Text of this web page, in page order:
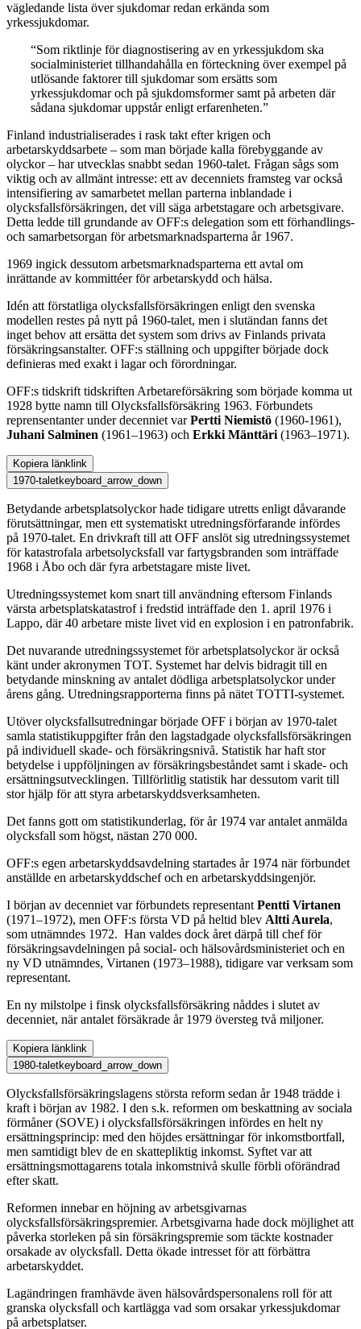
vägledande lista över sjukdomar redan erkända som
yrkessjukdomar.
“Som riktlinje för diagnostisering av en yrkessjukdom ska
socialministeriet tillhandahålla en förteckning över exempel på
utlösande faktorer till sjukdomar som ersätts som
yrkessjukdomar och på sjukdomsformer samt på arbeten där
sådana sjukdomar uppstår enligt erfarenheten.”
Finland industrialiserades i rask takt efter krigen och
arbetarskyddsarbete – som man började kalla förebyggande av
olyckor – har utvecklas snabbt sedan 1960-talet. Frågan sågs som
viktig och av allmänt intresse: ett av decenniets framsteg var också
intensifiering av samarbetet mellan parterna inblandade i
olycksfallsförsäkringen, det vill säga arbetstagare och arbetsgivare.
Detta ledde till grundande av OFF:s delegation som ett förhandlings-
och samarbetsorgan för arbetsmarknadsparterna år 1967.
1969 ingick dessutom arbetsmarknadsparterna ett avtal om
inrättande av kommittéer för arbetarskydd och hälsa.
Idén att förstatliga olycksfallsförsäkringen enligt den svenska
modellen restes på nytt på 1960-talet, men i slutändan fanns det
inget behov att ersätta det system som drivs av Finlands privata
försäkringsanstalter. OFF:s ställning och uppgifter började dock
definieras med exakt i lagar och förordningar.
OFF:s tidskrift tidskriften Arbetareförsäkring som började komma ut
1928 bytte namn till Olycksfallsförsäkring 1963. Förbundets
reprensentanter under decenniet varPertti Niemistö (1960-1961),
Juhani Salminen (1961–1963) och Erkki Mänttäri (1963–1971).
Kopiera länklink
1970-taletkeyboard_arrow_down
Betydande arbetsplatsolyckor hade tidigare utretts enligt dåvarande
förutsättningar, men ett systematiskt utredningsförfarande infördes
på 1970-talet. En drivkraft till att OFF anslöt sig utredningssystemet
för katastrofala arbetsolycksfall var fartygsbranden som inträffade
1968 i Åbo och där fyra arbetstagare miste livet.
Utredningssystemet kom snart till användning eftersom Finlands
värsta arbetsplatskatastrof i fredstid inträffade den 1. april 1976 i
Lappo, där 40 arbetare miste livet vid en explosion i en patronfabrik.
Det nuvarande utredningssystemet för arbetsplatsolyckor är också
känt under akronymen TOT. Systemet har delvis bidragit till en
betydande minskning av antalet dödliga arbetsplatsolyckor under
årens gång. Utredningsrapporterna finns på nätet TOTTI-systemet.
Utöver olycksfallsutredningar började OFF i början av 1970-talet
samla statistikuppgifter från den lagstadgade olycksfallsförsäkringen
på individuell skade- och försäkringsnivå. Statistik har haft stor
betydelse i uppföljningen av försäkringsbeståndet samt i skade- och
ersättningsutvecklingen. Tillförlitlig statistik har dessutom varit till
stor hjälp för att styra arbetarskyddsverksamheten.
Det fanns gott om statistikunderlag, för år 1974 var antalet anmälda
olycksfall som högst, nästan 270 000.
OFF:s egen arbetarskyddsavdelning startades år 1974 när förbundet
anställde en arbetarskyddschef och en arbetarskyddsingenjör.
I början av decenniet var förbundets representant Pentti Virtanen
(1971–1972), men OFF:s första VD på heltid blev Altti Aurela,
som utnämndes 1972. Han valdes dock året därpå till chef för
försäkringsavdelningen på social- och hälsovårdsministeriet och en
ny VD utnämndes, Virtanen (1973–1988), tidigare var verksam som
representant.
En ny milstolpe i finsk olycksfallsförsäkring nåddes i slutet av
decenniet, när antalet försäkrade år 1979 översteg två miljoner.
Kopiera länklink
1980-taletkeyboard_arrow_down
Olycksfallsförsäkringslagens största reform sedan år 1948 trädde i
kraft i början av 1982. I den s.k. reformen om beskattning av sociala
förmåner (SOVE) i olycksfallsförsäkringen infördes en helt ny
ersättningsprincip: med den höjdes ersättningar för inkomstbortfall,
men samtidigt blev de en skattepliktig inkomst. Syftet var att
ersättningsmottagarens totala inkomstnivå skulle förbli oförändrad
efter skatt.
Reformen innebar en höjning av arbetsgivarnas
olycksfallsförsäkringspremier. Arbetsgivarna hade dock möjlighet att
påverka storleken på sin försäkringspremie som täckte kostnader
orsakade av olycksfall. Detta ökade intresset för att förbättra
arbetarskyddet.
Lagändringen framhävde även hälsovårdspersonalens roll för att
granska olycksfall och kartlägga vad som orsakar yrkessjukdomar
på arbetsplatser.